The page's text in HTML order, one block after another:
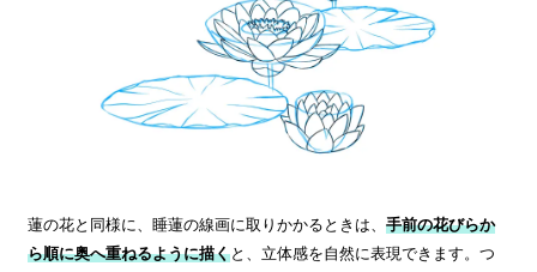
蓮の花と同様に、睡蓮の線画に取りかかるときは、 手前の花びらか
ら順に奥へ重ねるように描くと、立体感を自然に表現できます。つ